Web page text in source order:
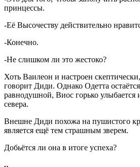
принцессы.
-Её Высочеству действительно
-Конечно.
-Не слишком ли это жестоко?
Хоть Ваилеон и настроен
говорит Диди. Однако Одетта
равнодушной, Виос горько улыбается
севера.
Внешне Диди похожа на пушистого
является ещё тем страшным зверем.
Добьётся ли она в итоге успеха?